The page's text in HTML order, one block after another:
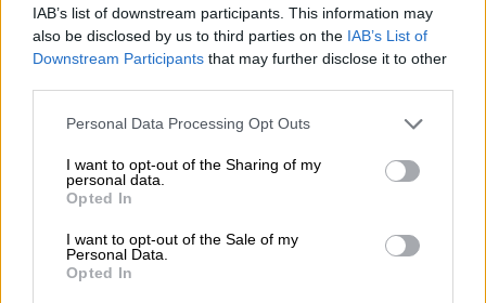
IAB’s list of downstream participants. This information may
also be disclosed by us to third parties on the IAB’s List of
Downstream Participants that may further disclose it to other
Please note that this website/app uses one or more Google
not limited to your visit or usage behaviour. You may click to
grant or deny consent to Google and its third-party tags to
use your data for below specified purposes in below Google
consent section.
Personal Data Processing Opt Outs
I want to opt-out of the Sharing of my
personal data.
Opted In
I want to opt-out of the Sale of my
Personal Data.
Opted In
Σύμφωνα με καταγγελίες κατοίκων,ο
συγχωριανός τους βρισκόταν σε έξαλλη
κατάστασηκαθώς κυκλοφορούσε στο χωριό
της Αχαΐας με ένα αλυσοπρίονο στα χέρια.
ΔΙΑΒΑΣΤΕ ΕΠΙΣΗΣ
Μετρό: Αυτοί οι σταθμοί θα κλείνουν
νωρίτερα από σήμερα